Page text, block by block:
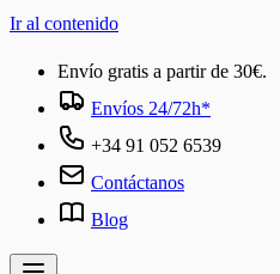
Ir al contenido
Envío gratis a partir de 30€.
Envíos 24/72h*
+34 91 052 6539
Contáctanos
Blog